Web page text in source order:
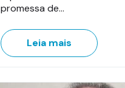
promessa de…
Leia mais